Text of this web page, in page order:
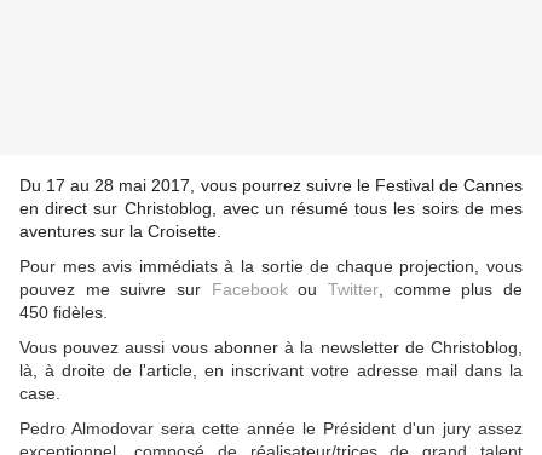
Du 17 au 28 mai 2017, vous pourrez suivre le Festival de Cannes
en direct sur Christoblog, avec un résumé tous les soirs de mes
aventures sur la Croisette.
Pour mes avis immédiats à la sortie de chaque projection, vous
pouvez me suivre sur FacebookouTwitter , comme plus de
450 fidèles.
Vous pouvez aussi vous abonner à la newsletter de Christoblog,
là, à droite de l'article, en inscrivant votre adresse mail dans la
case.
Pedro Almodovar sera cette année le Président d'un jury assez